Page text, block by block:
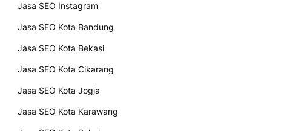
Jasa SEO Instagram
Jasa SEO Kota Bandung
Jasa SEO Kota Bekasi
Jasa SEO Kota Cikarang
Jasa SEO Kota Jogja
Jasa SEO Kota Karawang